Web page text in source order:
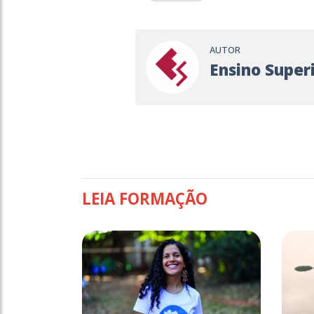
AUTOR
Ensino
LEIA FORMAÇÃO